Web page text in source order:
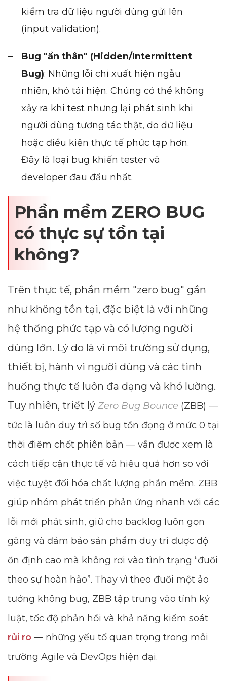
kiểm tra dữ liệu người dùng gửi lên
(input validation).
Bug "ẩn thân" (Hidden/Intermittent
Bug): Những lỗi chỉ xuất hiện ngẫu
nhiên, khó tái hiện. Chúng có thể không
xảy ra khi test nhưng lại phát sinh khi
người dùng tương tác thật, do dữ liệu
hoặc điều kiện thực tế phức tạp hơn.
Đây là loại bug khiến tester và
developer đau đầu nhất.
Phần mềm ZERO BUG
có thực sự tồn tại
không?
Trên thực tế, phần mềm "zero bug" gần
như không tồn tại, đặc biệt là với những
hệ thống phức tạp và có lượng người
dùng lớn. Lý do là vì môi trường sử dụng,
thiết bị, hành vi người dùng và các tình
huống thực tế luôn đa dạng và khó lường.
Tuy nhiên, triết lý Zero Bug Bounce (ZBB) —
tức là luôn duy trì số bug tồn đọng ở mức 0 tại
thời điểm chốt phiên bản — vẫn được xem là
cách tiếp cận thực tế và hiệu quả hơn so với
việc tuyệt đối hóa chất lượng phần mềm. ZBB
giúp nhóm phát triển phản ứng nhanh với các
lỗi mới phát sinh, giữ cho backlog luôn gọn
gàng và đảm bảo sản phẩm duy trì được độ
ổn định cao mà không rơi vào tình trạng “đuổi
theo sự hoàn hảo”. Thay vì theo đuổi một ảo
tưởng không bug, ZBB tập trung vào tính kỷ
luật, tốc độ phản hồi và khả năng kiểm soát
rủi ro — những yếu tố quan trọng trong môi
trường Agile và DevOps hiện đại.
Average CTR
--